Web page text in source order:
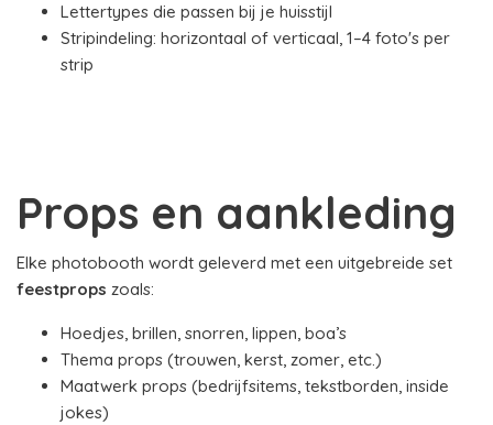
Lettertypes die passen bij je huisstijl
Stripindeling: horizontaal of verticaal, 1–4 foto's per
strip
Props en aankleding
Elke photobooth wordt geleverd met een uitgebreide set
feestprops zoals:
Hoedjes, brillen, snorren, lippen, boa’s
Thema props (trouwen, kerst, zomer, etc.)
Maatwerk props (bedrijfsitems, tekstborden, inside
jokes)